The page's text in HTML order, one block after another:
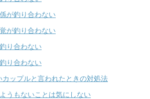
が釣り合わない
が釣り合わない
り合わない
り合わない
カップルと言われたときの対処法
うもないことは気にしない